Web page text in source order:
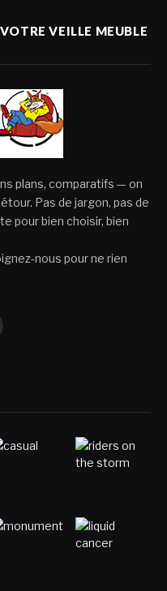
VEILLE MEUBLE
plans, comparatifs — on
Pas de jargon, pas de
pour bien choisir, bien
nous pour ne rien